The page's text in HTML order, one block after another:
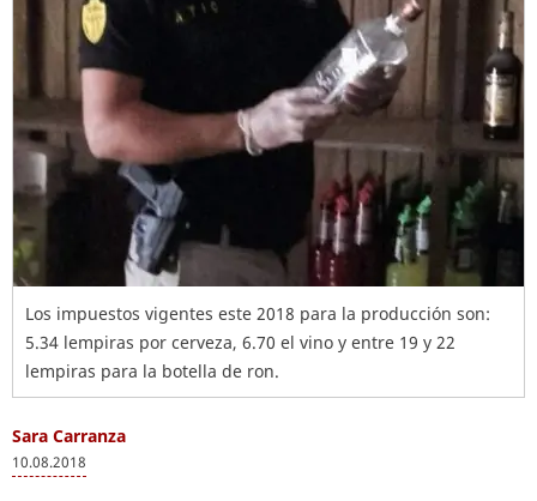
Los impuestos vigentes este 2018 para la producción son:
5.34 lempiras por cerveza, 6.70 el vino y entre 19 y 22
lempiras para la botella de ron.
Sara Carranza
10.08.2018